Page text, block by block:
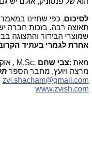
לסיכום, כפי שחזינו במאמר
תאוצה רבה. בזכות חברה
שמוצרי הבידור והתצוגה
אחרת לגמרי בעתיד
מאת :צבי שחם , M.Sc,
מרצה ויועץ, מחבר הספר
zvi.shacham@gmail.com
www.zvish.com